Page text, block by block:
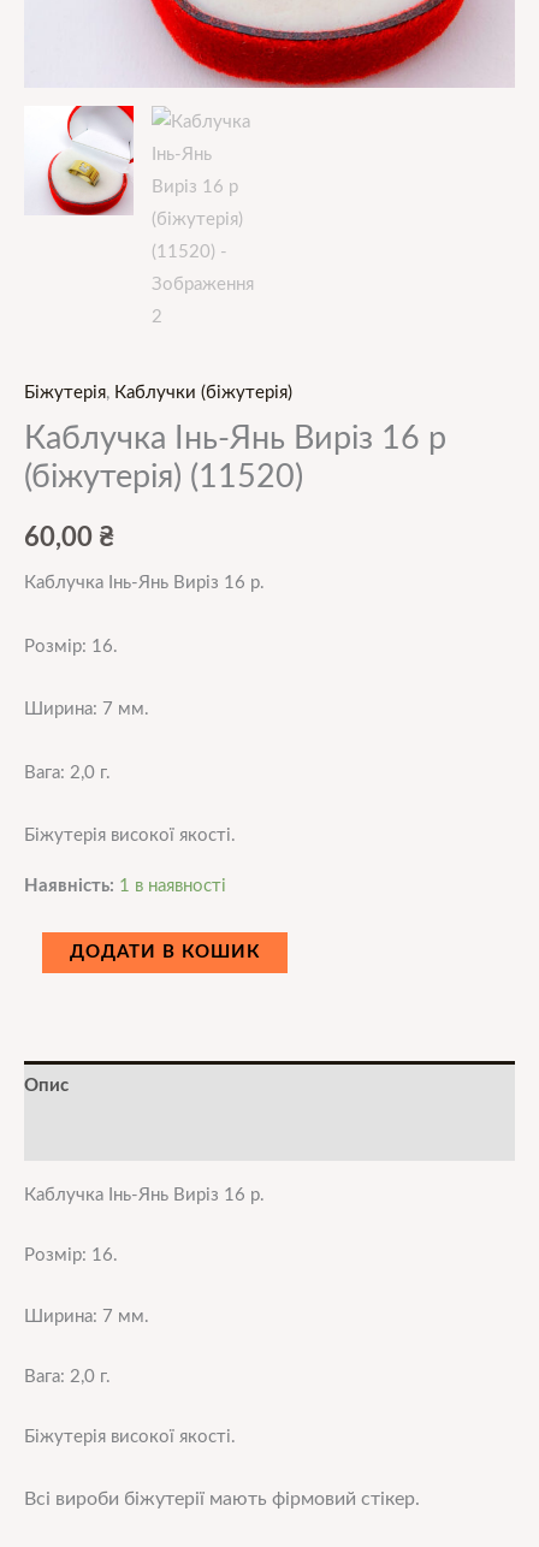
Біжутерія, Каблучки (біжутерія)
Каблучка Інь-Янь Виріз 16 р
(біжутерія) (11520)
60,00 ₴
Каблучка Інь-Янь Виріз 16 р.
Розмір: 16.
Ширина: 7 мм.
Вага: 2,0 г.
Біжутерія високої якості.
Наявність: 1 в наявності
ДОДАТИ В КОШИК
Опис
Каблучка Інь-Янь Виріз 16 р.
Розмір: 16.
Ширина: 7 мм.
Вага: 2,0 г.
Біжутерія високої якості.
Всі вироби біжутерії мають фірмовий стікер.